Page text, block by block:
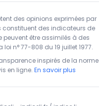
des opinions exprimées par
constituent des indicateurs de
peuvent être assimilés à des
n° 77-808 du 19 juillet 1977.
inspirés de la norme
en ligne. En savoir plus